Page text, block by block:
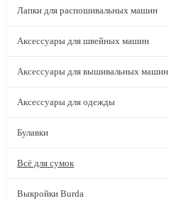
Лапки для распошивальных машин
Аксессуары для швейных машин
Аксессуары для вышивальных машин
Аксессуары для одежды
Булавки
Всё для сумок
Выкройки Burda